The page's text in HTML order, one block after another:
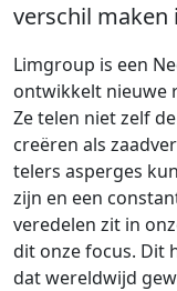
verschil maken
Limgroup is een
ontwikkelt nieuwe
Ze telen niet zelf
creëren als
telers asperges
zijn en een
veredelen zit in
dit onze focus. Dit
dat wereldwijd